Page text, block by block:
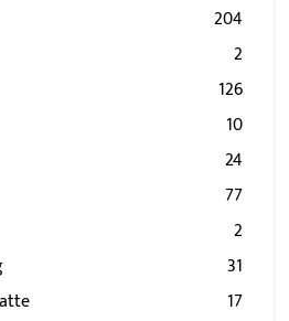
204
2
126
10
24
77
2
31
17